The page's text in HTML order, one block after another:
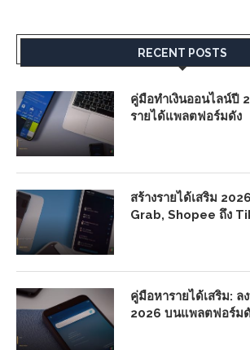
RECENT POSTS
คู่มือทำเงินออนไลน์ปี
รายได้แพลตฟอร์มดัง
สร้างรายได้เสริม
Grab, Shopee ถึง
คู่มือหารายได้เสริม: ล
2026 บนแพลตฟอร์ม